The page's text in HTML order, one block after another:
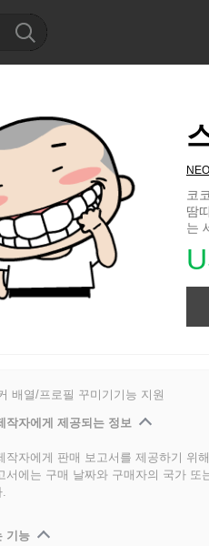
코
땀
는
배열/프로필 꾸미기기능 지원
작자에게 제공되는 정보
작자에게 판매 보고서를 제공하기 위
서에는 구매 날짜와 구매자의 국가
.
기능